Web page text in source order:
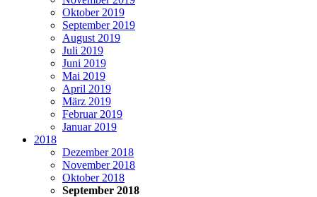
Oktober 2019
September 2019
August 2019
Juli 2019
Juni 2019
Mai 2019
April 2019
März 2019
Februar 2019
Januar 2019
2018
Dezember 2018
November 2018
Oktober 2018
September 2018